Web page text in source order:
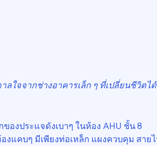
ลใจจากช่างอาคารเล็ก ๆ ที่เปลี่ยนชีวิตไ
ของประแจดังเบาๆ ในห้อง AHU ชั้น 8
งแคบๆ มีเพียงท่อเหล็ก แผงควบคุม สาย